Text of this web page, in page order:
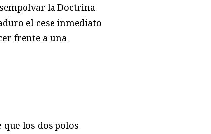
la Doctrina
el cese inmediato
frente a una
los dos polos